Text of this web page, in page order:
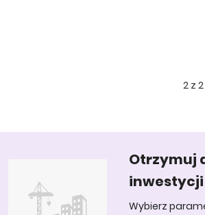
2z 2
Otrzymuj
Wybierz